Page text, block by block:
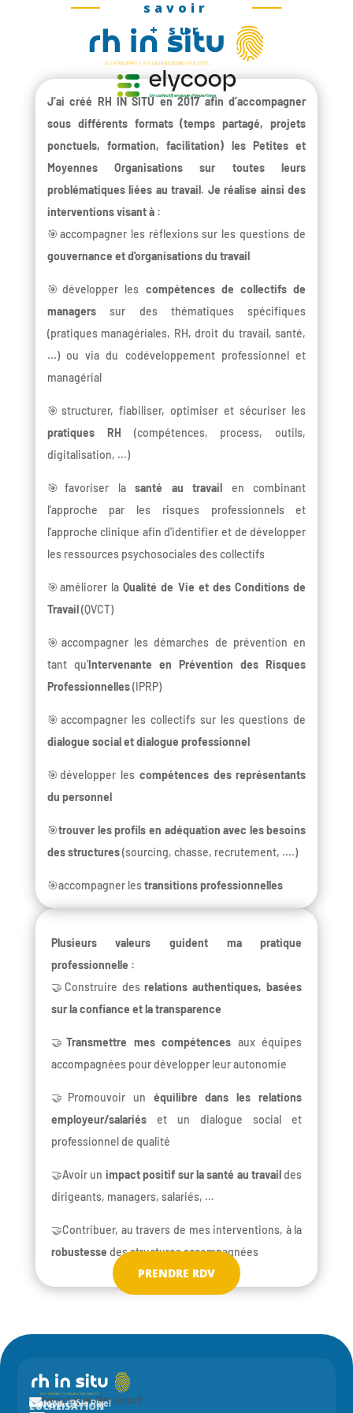
savoir
+ sur
J’ai créé RH IN SITU en 2017 afin d’accompagner
sous différents formats (temps partagé, projets
ponctuels, formation, facilitation) les Petites et
Moyennes Organisations sur toutes leurs
problématiques liées au travail. Je réalise ainsi des
interventions visant à :
🎯accompagner les réflexions sur les questions de
gouvernance et d'organisations du travail
🎯développer les compétences de collectifs de
managerssur des thématiques spécifiques
(pratiques managériales, RH, droit du travail, santé,
...) ou via du codéveloppement professionnel et
managérial
🎯structurer, fiabiliser, optimiser et sécuriser les
pratiques RH (compétences, process, outils,
digitalisation, ...)
🎯favoriser lasanté au travail en combinant
l'approche par les risques professionnels et
l'approche clinique afin d'identifier et de développer
les ressources psychosociales des collectifs
🎯améliorer laQualité de Vie et des Conditions de
Travail(QVCT)
🎯accompagner les démarches de prévention en
tant qu'Intervenante en Prévention des Risques
Professionnelles(IPRP)
🎯accompagner les collectifs sur les questions de
dialogue social et dialogue professionnel
🎯développer les compétences des représentants
du personnel
🎯trouver les profils en adéquation avec les besoins
des structures(sourcing, chasse, recrutement, ....)
🎯accompagner lestransitions professionnelles
Plusieurs valeurs guident ma pratique
professionnelle :
🤝Construire desrelations authentiques, basées
sur la confiance et la transparence
🤝Transmettre mes compétences aux équipes
accompagnées pour développer leur autonomie
🤝Promouvoir un équilibre dans les relations
employeur/salariéset un dialogue social et
professionnel de qualité
🤝Avoir un impact positif sur la santé au travaildes
dirigeants, managers, salariés, …
🤝Contribuer, au travers de mes interventions, à la
robustesse des structures accompagnées
PRENDRE RDV
CONTACT
fanny.leguen@rhinsitu.fr
LOCALISATION
Elycoop - Pôle Pixel